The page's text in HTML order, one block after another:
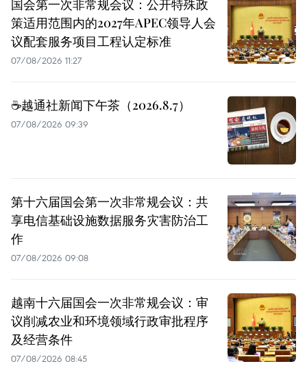
国会第一次非常规会议：公开特殊政
策适用范围内的2027年APEC领导人会
议配套服务项目工程认定标准
07/08/2026 11:27
☕️越通社新闻下午茶（2026.8.7）
07/08/2026 09:39
第十六届国会第一次非常规会议：共
享电信基础设施数据服务灾害防治工
作
07/08/2026 09:08
越南十六届国会一次非常规会议：审
议削减农业和环境领域行政审批程序
及经营条件
07/08/2026 08:45